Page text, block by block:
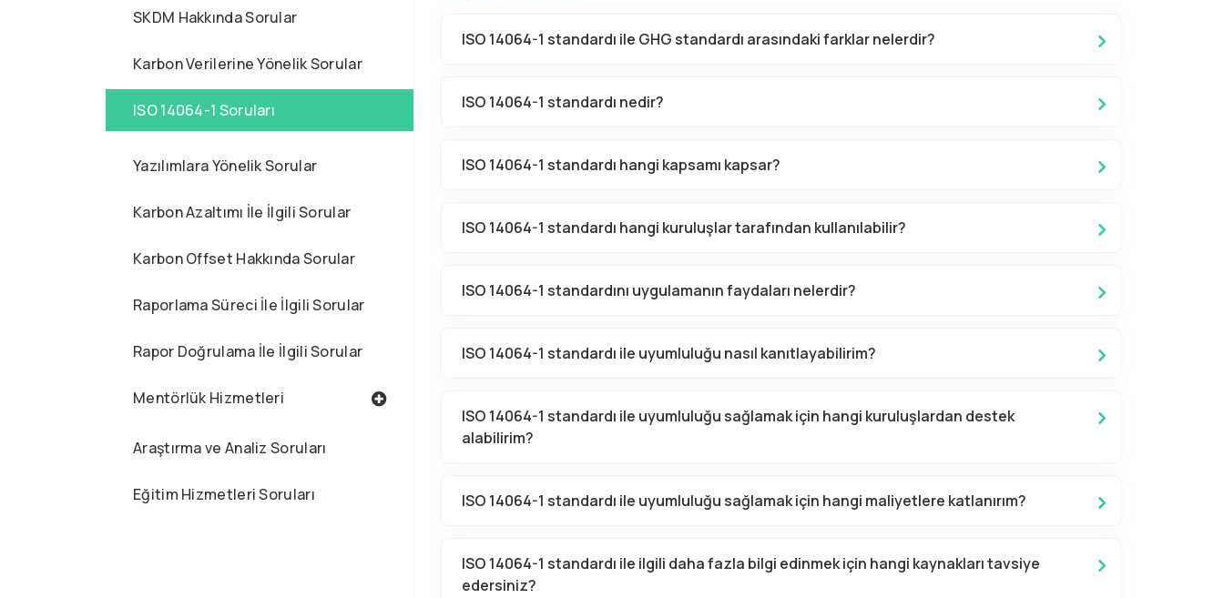
SKDM Hakkında Sorular
Karbon Verilerine Yönelik Sorular
ISO 14064-1 Soruları
Yazılımlara Yönelik Sorular
Karbon Azaltımı İle İlgili Sorular
Karbon Offset Hakkında Sorular
Raporlama Süreci İle İlgili Sorular
Rapor Doğrulama İle İlgili Sorular
Mentörlük Hizmetleri
Araştırma ve Analiz Soruları
Eğitim Hizmetleri Soruları
ISO 14064-1 standardı ile GHG standardı arasındaki farklar nelerdir?
ISO 14064-1 standardı nedir?
ISO 14064-1 standardı hangi kapsamı kapsar?
ISO 14064-1 standardı hangi kuruluşlar tarafından kullanılabilir?
ISO 14064-1 standardını uygulamanın faydaları nelerdir?
ISO 14064-1 standardı ile uyumluluğu nasıl kanıtlayabilirim?
ISO 14064-1 standardı ile uyumluluğu sağlamak için hangi kuruluşlardan destek
alabilirim?
ISO 14064-1 standardı ile uyumluluğu sağlamak için hangi maliyetlere katlanırım?
ISO 14064-1 standardı ile ilgili daha fazla bilgi edinmek için hangi kaynakları tavsiye
edersiniz?